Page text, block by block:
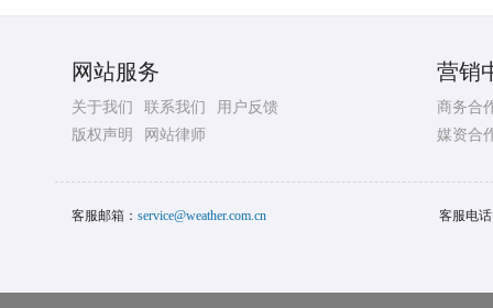
网站服务
关于我们 联系我们
用户反馈
版权声明
网站律师
营销
商务合
媒资合
客服邮箱： service@weather.com.cn 客服电